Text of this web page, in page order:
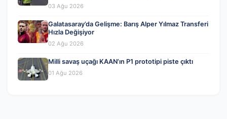
03 Ağu 2026
Galatasaray’da Gelişme: Barış Alper Yılmaz Transferi
Hızla Değişiyor
02 Ağu 2026
Milli savaş uçağı KAAN’ın P1 prototipi piste çıktı
01 Ağu 2026